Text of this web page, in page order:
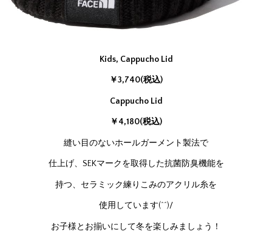
Kids, Cappucho Lid
￥3,740(税込)
Cappucho Lid
￥4,180(税込)
縫い目のないホールガーメント製法で
仕上げ、SEKマークを取得した抗菌防臭機能を
持つ、セラミック練りこみのアクリル糸を
使用しています(^^)/
お子様とお揃いにして冬を楽しみましょう！